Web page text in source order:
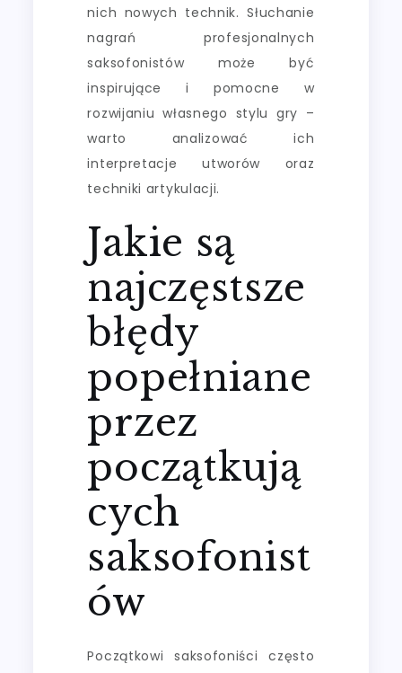
nich nowych technik. Słuchanie
nagrań profesjonalnych
saksofonistów może być
inspirujące i pomocne w
rozwijaniu własnego stylu gry –
warto analizować ich
interpretacje utworów oraz
techniki artykulacji.
Jakie są
najczęstsze
błędy
popełniane
przez
początkują
cych
saksofonist
ów
Początkowi saksofoniści często